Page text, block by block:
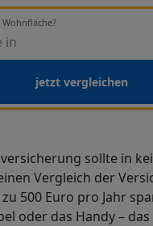
jetzt vergleichen
sollte in
Vergleich der
500 Euro pro Jahr
oder das Handy –